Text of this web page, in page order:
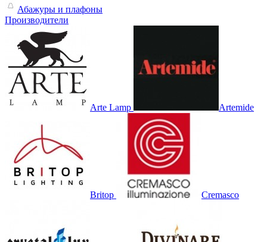
Абажуры и плафоны
Производители
Arte Lamp Artemide
Britop Cremasco